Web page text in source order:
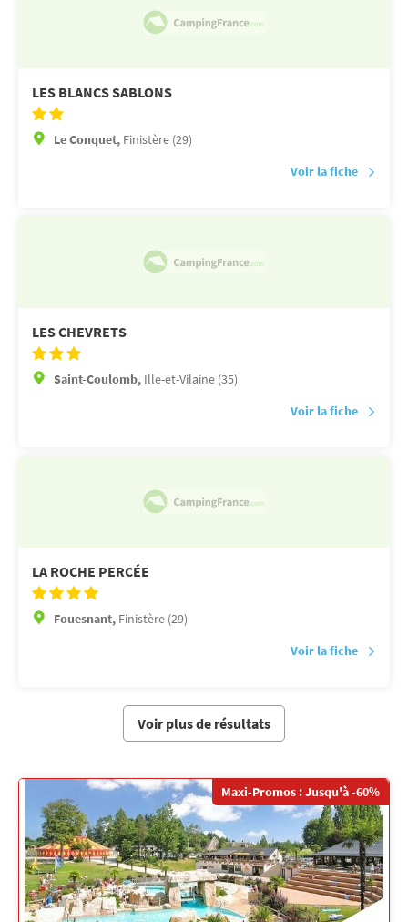
LES BLANCS SABLONS
Le Conquet, Finistère (29)
Voir la fiche
LES CHEVRETS
Saint-Coulomb, Ille-et-Vilaine (35)
Voir la fiche
LA ROCHE PERCÉE
Fouesnant, Finistère (29)
Voir la fiche
Voir plus de résultats
Maxi-Promos : Jusqu'à -60%